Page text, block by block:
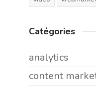
Catégories
analytics
content